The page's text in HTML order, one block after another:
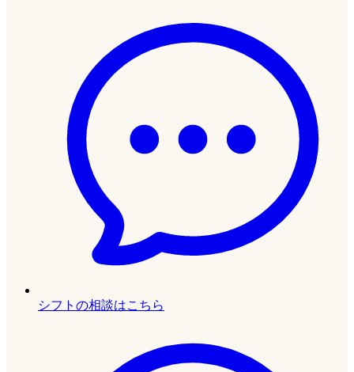
シフトの相談はこちら